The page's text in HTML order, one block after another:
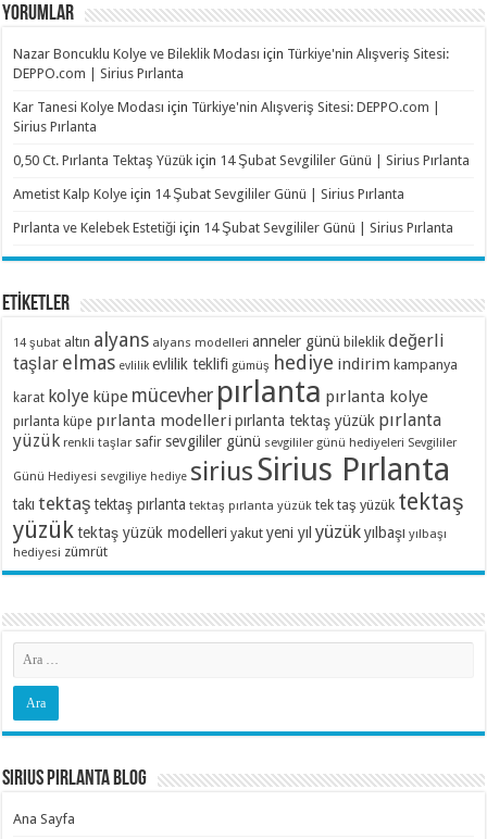
YORUMLAR
Nazar Boncuklu Kolye ve Bileklik Modası için Türkiye'nin Alışveriş Sitesi:
DEPPO.com | Sirius Pırlanta
Kar Tanesi Kolye Modası için Türkiye'nin Alışveriş Sitesi: DEPPO.com |
Sirius Pırlanta
0,50 Ct. Pırlanta Tektaş Yüzük için 14 Şubat Sevgililer Günü | Sirius Pırlanta
Ametist Kalp Kolye için 14 Şubat Sevgililer Günü | Sirius Pırlanta
Pırlanta ve Kelebek Estetiği için 14 Şubat Sevgililer Günü | Sirius Pırlanta
ETİKETLER
14 şubat altın alyans alyans modelleri anneler günü bileklik değerli
taşlar elmas evlilik evlilik teklifi gümüş hediye indirim kampanya
karat kolye küpe mücevher pırlanta pırlanta kolye
pırlanta küpe pırlanta modelleri pırlanta tektaş yüzük pırlanta
yüzük renkli taşlar safir sevgililer günü sevgililer günü hediyeleri Sevgililer
Günü Hediyesi sevgiliye hediye siriusSirius Pırlanta
takı tektaş tektaş pırlanta tektaş pırlanta yüzük tek taş yüzük tektaş
yüzük tektaş yüzük modelleri yakut yeni yıl yüzük yılbaşı yılbaşı
hediyesi zümrüt
Sirius Pırlanta Blog
Ana Sayfa